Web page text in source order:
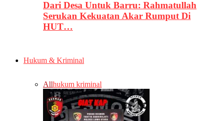
Dari Desa Untuk Barru: Rahmatullah
Serukan Kekuatan Akar Rumput Di
HUT…
Hukum & Kriminal
Allhukum kriminal